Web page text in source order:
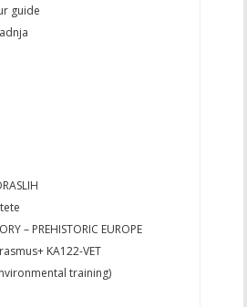
guide
– PREHISTORIC EUROPE
KA122-VET
training)